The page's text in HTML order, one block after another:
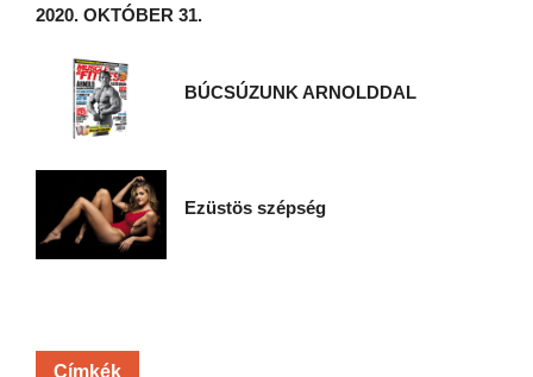
2020. OKTÓBER 31.
BÚCSÚZUNK ARNOLDDAL
Ezüstös szépség
Címkék